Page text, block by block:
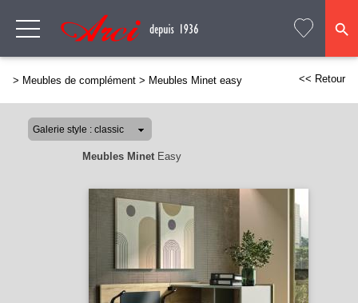
> Meubles de complément > Meubles Minet easy << Retour
Meubles MinetEasy